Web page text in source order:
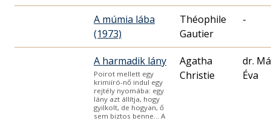
A múmia lába
(1973)
Théophile
Gautier
-
A harmadik lány
Poirot mellett egy
krimiíró-nő indul egy
rejtély nyomába: egy
lány azt állítja, hogy
gyilkolt, de hogyan, ő
sem biztos benne… A
Agatha
Christie
dr.
Éva